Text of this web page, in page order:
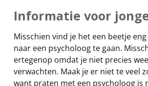
Informatie voor
Misschien vind je het een beetje
naar een psycholoog te gaan.
ertegenop omdat je niet precies
verwachten. Maak je er niet te veel
want praten met een psycholoog is